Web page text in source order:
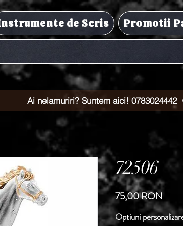
de Scris Promotii
Ai nelamuriri? Suntem aici! 0783024442
72506
75,00 RONPreț
Optiuni